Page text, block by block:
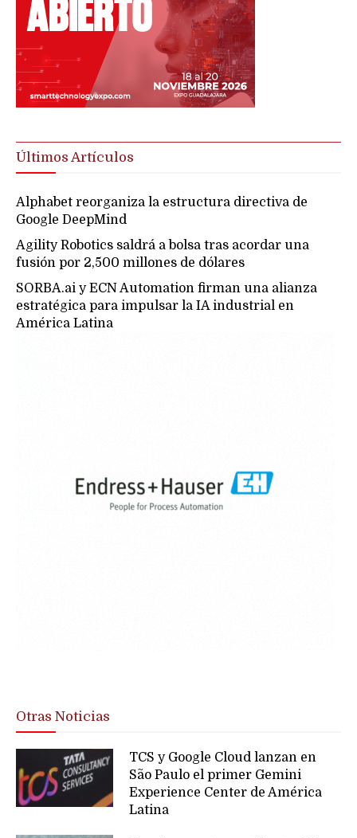
Últimos Artículos
Alphabet reorganiza la estructura directiva de
Google DeepMind
Agility Robotics saldrá a bolsa tras acordar una
fusión por 2,500 millones de dólares
SORBA.ai y ECN Automation firman una alianza
estratégica para impulsar la IA industrial en
América Latina
Otras Noticias
TCS y Google Cloud lanzan en
São Paulo el primer Gemini
Experience Center de América
Latina